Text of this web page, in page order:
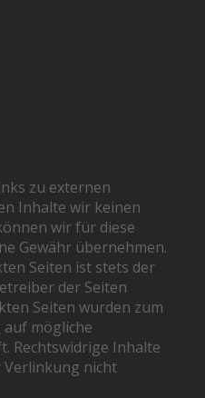
zu externen
Inhalte wir keinen
wir für diese
Gewähr übernehmen.
Seiten ist stets der
der Seiten
Seiten wurden zum
mögliche
Rechtswidrige Inhalte
nicht